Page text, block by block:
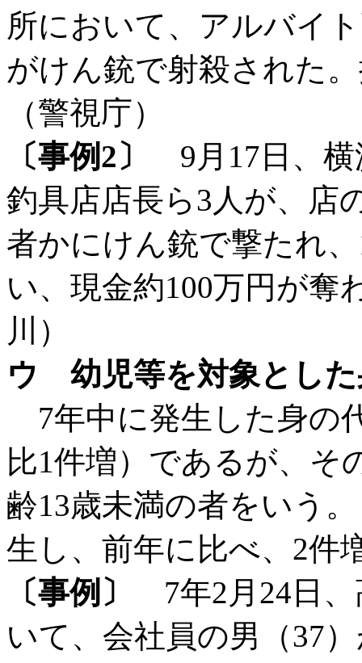
所において、アルバイ
がけん銃で射殺された
（警視庁）
〔事例2〕
9月17日、横
釣具店店長ら3人が、店
者かにけん銃で撃たれ
い、現金約100万円が奪
川）
ウ 幼児等を対象とした
7年中に発生した身の
比1件増）であるが、そ
齢13歳未満の者をいう
生し、前年に比べ、2件
〔事例〕
7年2月24日、
いて、会社員の男（37